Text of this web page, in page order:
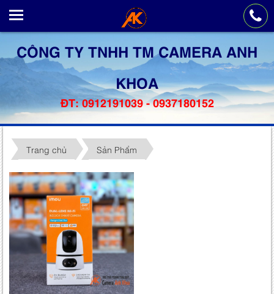
CÔNG TY TNHH TM CAMERA ANH
KHOA
ĐT: 0912191039 - 0937180152
Trang chủ Sản Phẩm